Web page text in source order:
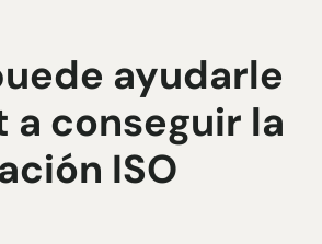
ayudarle
a conseguir la
ISO